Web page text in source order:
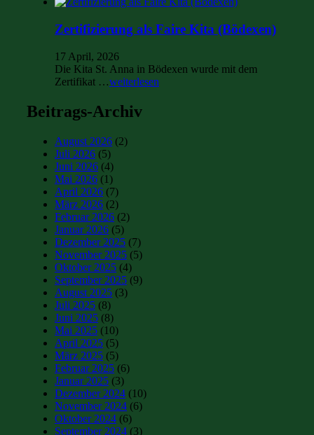
Zertifizierung als Faire Kita (Bödexen)
17 April, 2026
Die Kita St. Anna in Bödexen wurde mit dem
Zertifikat …weiterlesen
Beitrags-Archiv
August 2026 (2)
Juli 2026 (5)
Juni 2026 (4)
Mai 2026 (1)
April 2026 (7)
März 2026 (2)
Februar 2026 (2)
Januar 2026 (5)
Dezember 2025 (7)
November 2025 (5)
Oktober 2025 (4)
September 2025 (9)
August 2025 (3)
Juli 2025 (8)
Juni 2025 (8)
Mai 2025 (10)
April 2025 (5)
März 2025 (5)
Februar 2025 (6)
Januar 2025 (3)
Dezember 2024 (10)
November 2024 (6)
Oktober 2024 (6)
September 2024 (3)